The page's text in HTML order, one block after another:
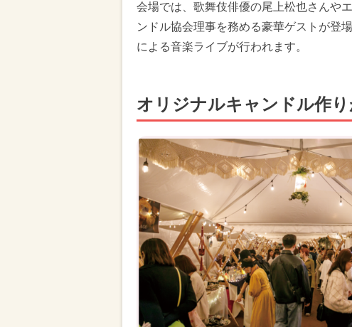
会場では、歌舞伎俳優の尾上松也さんや
ンドル協会理事を務める豪華ゲストが登
による音楽ライブが行われます。
オリジナルキャンドル作